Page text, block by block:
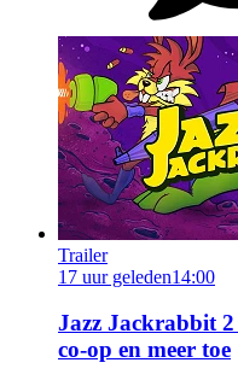
Trailer
17 uur geleden14:00
Jazz Jackrabbit
co-op en meer toe